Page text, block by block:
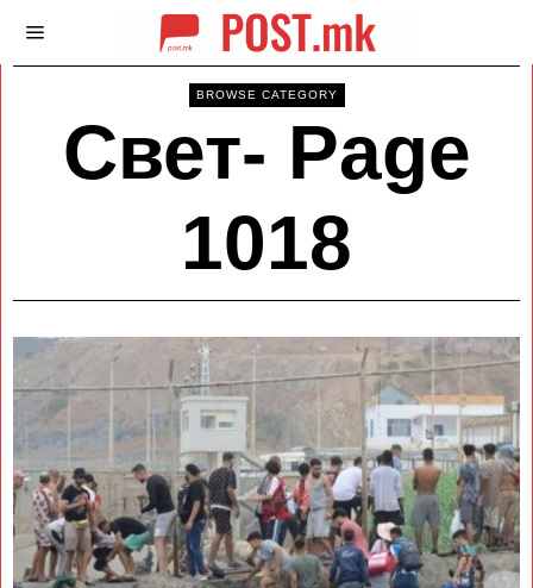
BROWSE CATEGORY
Свет- Page
1018